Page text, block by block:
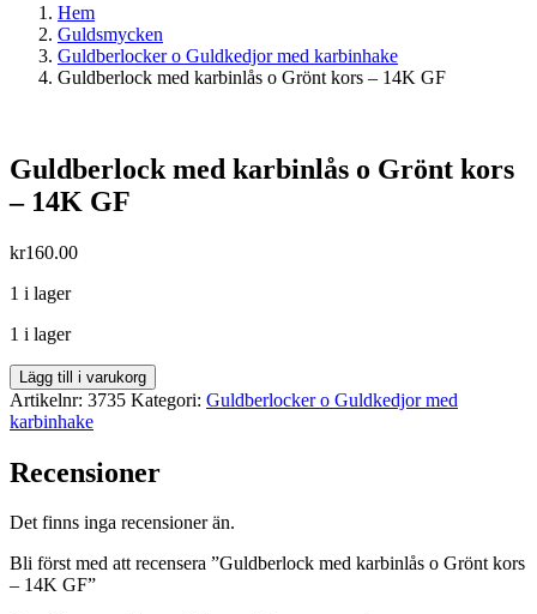
Hem
Guldsmycken
Guldberlocker o Guldkedjor med karbinhake
Guldberlock med karbinlås o Grönt kors – 14K GF
Guldberlock med karbinlås o Grönt kors
– 14K GF
kr160.00
1 i lager
1 i lager
Guldberlock
med
karbinlås
Grönt
kors
14K
mängd
Lägg till i varukorg
Artikelnr: 3735 Kategori: Guldberlocker o Guldkedjor med
karbinhake
Recensioner
Det finns inga recensioner än.
Bli först med att recensera ”Guldberlock med karbinlås o Grönt kors
– 14K GF”